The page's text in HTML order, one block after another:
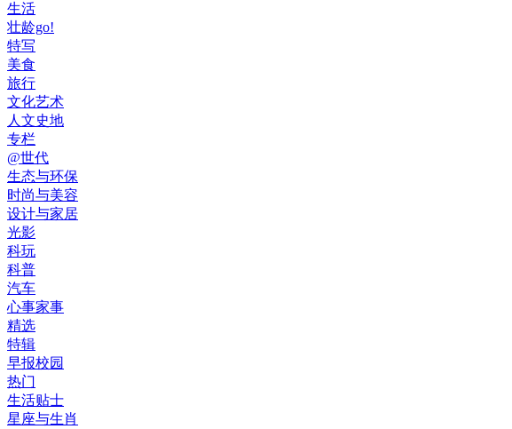
生活
壮龄go!
特写
美食
旅行
文化艺术
人文史地
专栏
@世代
生态与环保
时尚与美容
设计与家居
光影
科玩
科普
汽车
心事家事
精选
特辑
早报校园
热门
生活贴士
星座与生肖